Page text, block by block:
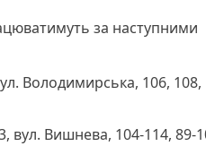
за наступними
Володимирська, 106, 108,
вул. Вишнева, 104-114, 89-